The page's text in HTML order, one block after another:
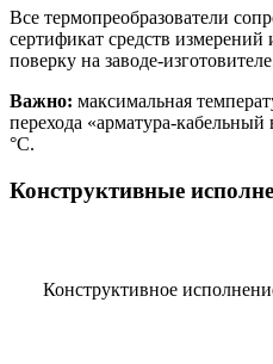
Все термопреобразователи
сертификат средств
поверку на заводе-
Важно: максимальная
перехода «арматура-
°С.
Конструктивные
Конструктивное